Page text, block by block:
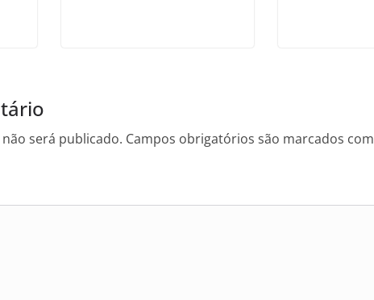
será publicado. Campos obrigatórios são marcados com